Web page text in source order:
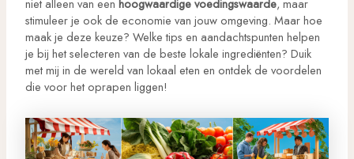
stimuleer je ook de economie van jouw omgeving. Maar hoe
maak je deze keuze? Welke tips en aandachtspunten helpen
je bij het selecteren van de beste lokale ingrediënten? Duik
met mij in de wereld van lokaal eten en ontdek de voordelen
die voor het oprapen liggen!